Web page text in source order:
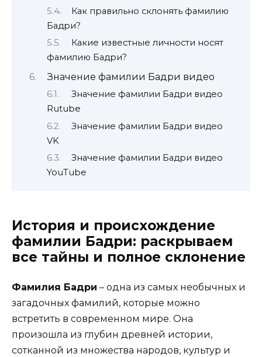
Как правильно склонять фамилию
Бадри?
Какие известные личности носят
фамилию Бадри?
Значение фамилии Бадри видео
Значение фамилии Бадри видео
Rutube
Значение фамилии Бадри видео
VK
Значение фамилии Бадри видео
YouTube
История и происхождение
фамилии Бадри: раскрываем
все тайны и полное склонение
Фамилия Бадри – одна из самых необычных и
загадочных фамилий, которые можно
встретить в современном мире. Она
произошла из глубин древней истории,
сотканной из множества народов, культур и